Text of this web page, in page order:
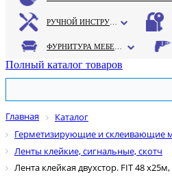
Полный каталог товаров
Главная
Каталог
Герметизирующие и склеивающие
Ленты клейкие, сигнальные, скотч
Лента клейкая двухстор. FIT 48